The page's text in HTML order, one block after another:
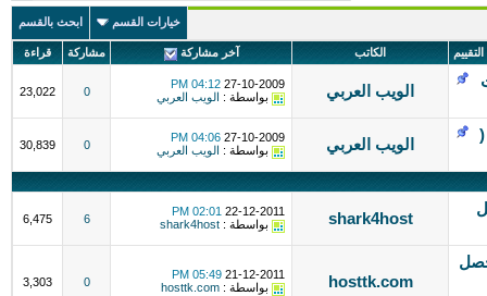
خيارات القسم ابحث بالقسم
التقييم الكاتب آخر مشاركة مشاركة قراءة
الويب العربي 27-10-2009
04:12 PM
بواسطة :
الويب العربي 0
23,022
الويب العربي 27-10-2009
04:06 PM
بواسطة :
الويب العربي 0
30,839
shark4host
22-12-2011
02:01 PM
بواسطة : shark4host
6
6,475
واحصل
hosttk.com
21-12-2011
05:49 PM
بواسطة : hosttk.com
0
3,303